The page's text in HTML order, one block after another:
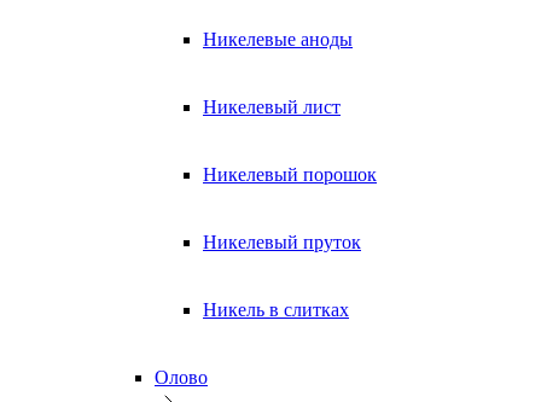
Никелевые аноды
Никелевый лист
Никелевый порошок
Никелевый пруток
Никель в слитках
Олово